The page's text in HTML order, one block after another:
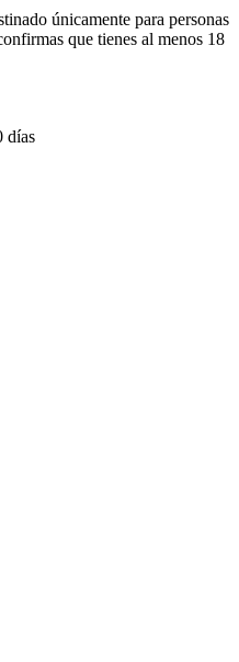
únicamente para personas
que tienes al menos 18
días